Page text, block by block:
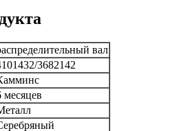
вал
3682142
месяцев